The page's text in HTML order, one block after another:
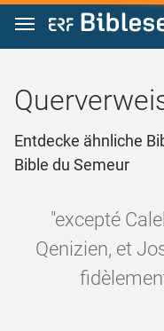
Zum Inhalt springen
Entdecke ähnliche
Bible du Semeur
"excepté
Qenizien, et